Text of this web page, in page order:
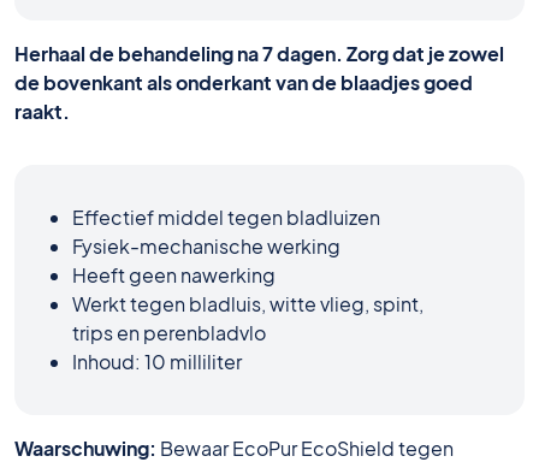
Herhaal de behandeling na 7 dagen. Zorg dat je zowel
de bovenkant als onderkant van de blaadjes goed
raakt.
Effectief middel tegen bladluizen
Fysiek-mechanische werking
Heeft geen nawerking
Werkt tegen bladluis, witte vlieg, spint,
trips en perenbladvlo
Inhoud: 10 milliliter
Waarschuwing: Bewaar EcoPur EcoShield tegen